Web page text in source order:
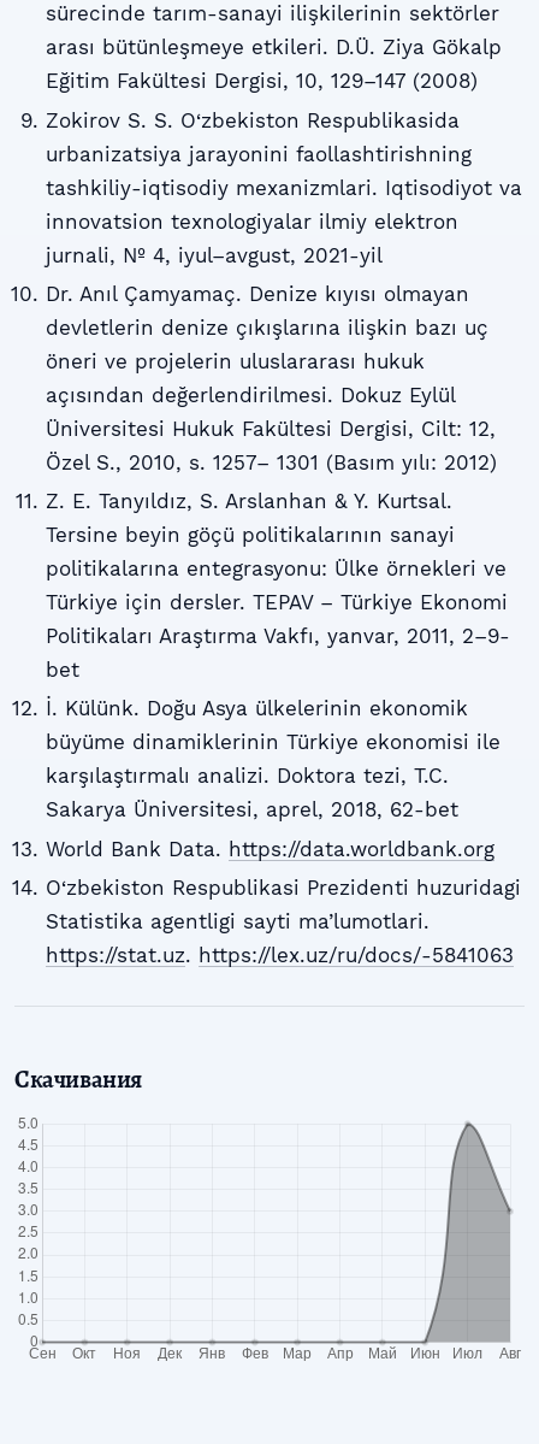
sürecinde tarım-sanayi ilişkilerinin sektörler
arası bütünleşmeye etkileri. D.Ü. Ziya Gökalp
Eğitim Fakültesi Dergisi, 10, 129–147 (2008)
Zokirov S. S. O‘zbekiston Respublikasida
urbanizatsiya jarayonini faollashtirishning
tashkiliy-iqtisodiy mexanizmlari. Iqtisodiyot va
innovatsion texnologiyalar ilmiy elektron
jurnali, № 4, iyul–avgust, 2021-yil
Dr. Anıl Çamyamaç. Denize kıyısı olmayan
devletlerin denize çıkışlarına ilişkin bazı uç
öneri ve projelerin uluslararası hukuk
açısından değerlendirilmesi. Dokuz Eylül
Üniversitesi Hukuk Fakültesi Dergisi, Cilt: 12,
Özel S., 2010, s. 1257– 1301 (Basım yılı: 2012)
Z. E. Tanyıldız, S. Arslanhan & Y. Kurtsal.
Tersine beyin göçü politikalarının sanayi
politikalarına entegrasyonu: Ülke örnekleri ve
Türkiye için dersler. TEPAV – Türkiye Ekonomi
Politikaları Araştırma Vakfı, yanvar, 2011, 2–9-
bet
İ. Külünk. Doğu Asya ülkelerinin ekonomik
büyüme dinamiklerinin Türkiye ekonomisi ile
karşılaştırmalı analizi. Doktora tezi, T.C.
Sakarya Üniversitesi, aprel, 2018, 62-bet
World Bank Data. https://data.worldbank.org
O‘zbekiston Respublikasi Prezidenti huzuridagi
Statistika agentligi sayti ma’lumotlari.
https://stat.uz. https://lex.uz/ru/docs/-5841063
Скачивания